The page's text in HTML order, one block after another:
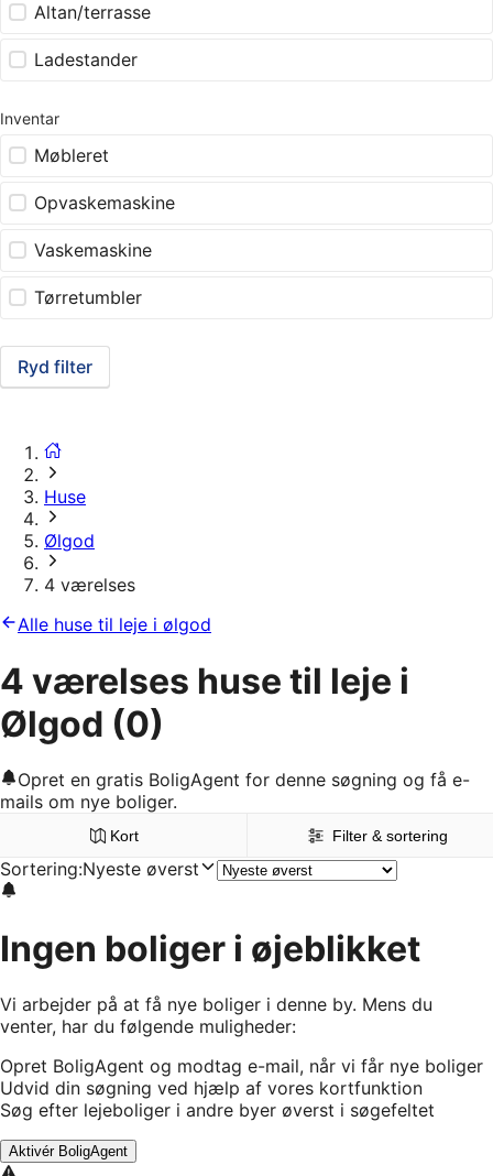
Altan/terrasse
Ladestander
Inventar
Møbleret
Opvaskemaskine
Vaskemaskine
Tørretumbler
Ryd filter
Huse
Ølgod
4 værelses
Alle huse til leje i ølgod
4 værelses huse til leje i
Ølgod (0)
Opret en gratis BoligAgent for denne søgning og få e-
mails om nye boliger.
Kort Filter & sortering
Sortering:Nyeste øverst
Ingen boliger i øjeblikket
Vi arbejder på at få nye boliger i denne by. Mens du
venter, har du følgende muligheder:
Opret BoligAgent og modtag e-mail, når vi får nye boliger
Udvid din søgning ved hjælp af vores kortfunktion
Søg efter lejeboliger i andre byer øverst i søgefeltet
Aktivér BoligAgent